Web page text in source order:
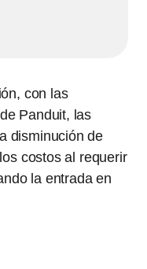
con las
Panduit, las
disminución de
costos al requerir
la entrada en